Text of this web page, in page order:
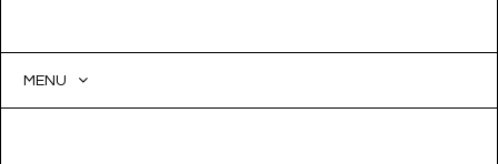
MENU